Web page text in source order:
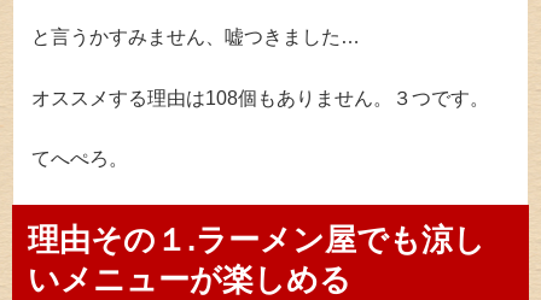
と言うかすみません、嘘つきました…
オススメする理由は108個もありません。３つです。
てへぺろ。
理由その１.ラーメン屋でも涼し
いメニューが楽しめる